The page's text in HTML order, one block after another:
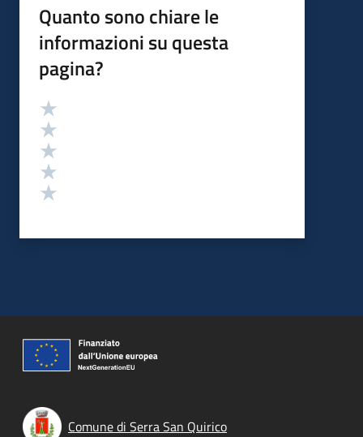
Quanto sono chiare le
informazioni su questa
pagina?
Valutazione
Comune di Serra San Quirico